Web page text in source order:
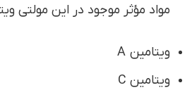
مواد مؤثر موجود در این مولتی
ویتامین A
ویتامین C